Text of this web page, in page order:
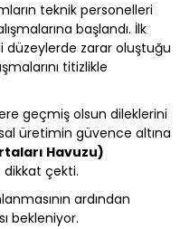
teknik personelleri
başlandı. İlk
zarar oluştuğu
titizlikle
geçmiş olsun dileklerini
üretimin güvence altına
Havuzu)
dikkat çekti.
ardından
bekleniyor.